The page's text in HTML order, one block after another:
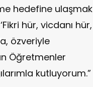
hedefine ulaşmak
hür, vicdanı hür,
özveriyle
Öğretmenler
kutluyorum.”